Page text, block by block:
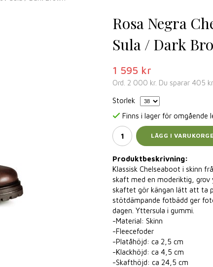
Rosa Negra
Sula / Dark
1 595 kr
Ord. 2 000 kr. Du sparar 405 kr
Storlek
Finns i lager för omgående
LÄGG I
Produktbeskrivning:
Klassisk Chelseaboot i skinn
skaft med en moderiktig, grov
skaftet gör kängan lätt att ta
stötdämpande fotbädd ger
dagen. Yttersula i gummi.
-Material: Skinn
-Fleecefoder
-Platåhöjd: ca 2,5 cm
-Klackhöjd: ca 4,5 cm
-Skafthöjd: ca 24,5 cm